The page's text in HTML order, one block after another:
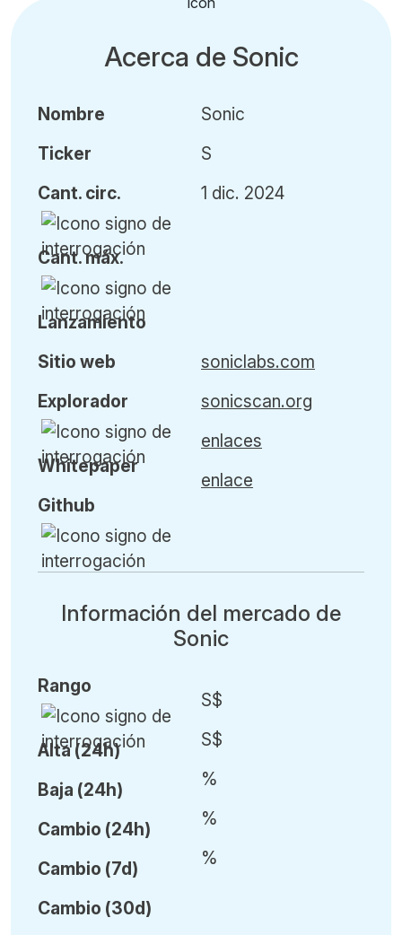
Acerca de Sonic
Nombre
Ticker
Cant. circ.
Cant.máx.
Lanzamiento
Sonic
S
1 dic. 2024
Sitio web
Explorador
Whitepaper
Github
soniclabs.com
sonicscan.org
enlaces
enlace
Información del mercado de
Sonic
Rango
Alta (24h)
Baja (24h)
Cambio (24h)
Cambio (7d)
Cambio (30d)
S$
S$
%
%
%